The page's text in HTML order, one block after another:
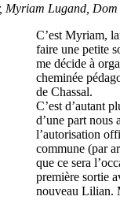
Myriam Lugand,
C’est Myriam,
faire une petite
me décide à
cheminée
de Chassal.
C’est d’autant
d’une part nous
l’autorisation
commune (par
que ce sera
première sortie
nouveau Lilian.